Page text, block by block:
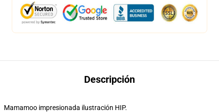
Descripción
Mamamoo impresionada ilustración HIP.